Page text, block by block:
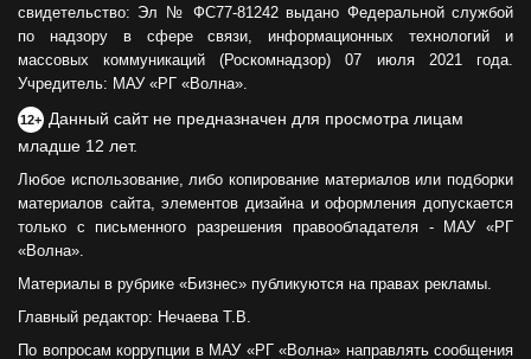
свидетельство: Эл № ФС77-81242 выдано Федеральной службой
по надзору в сфере связи, информационных технологий и
массовых коммуникаций (Роскомнадзор) 07 июля 2021 года.
Учредитель: МАУ «РГ «Волна».
12+ Данный сайт не предназначен для просмотра лицам
младше 12 лет.
Любое использование, либо копирование материалов или подборки
материалов сайта, элементов дизайна и оформления допускается
только с письменного разрешения правообладателя - МАУ «РГ
«Волна».
Материалы в рубрике «Бизнес» публикуются на правах рекламы.
Главный редактор: Нечаева Т.В.
По вопросам коррупции в МАУ «РГ «Волна» направлять сообщения